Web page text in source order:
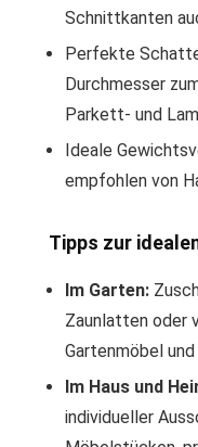
Schnittkanten
Perfekte
Durchmesser
Parkett- und
Ideale
empfohlen von
Tipps zur
Im Garten:
Zaunlatten oder
Gartenmöbel
Im Haus und
individueller